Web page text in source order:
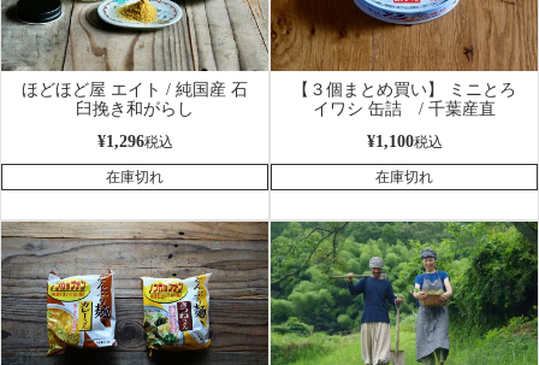
ほどほど屋 エイト / 純国産 石
臼挽き和がらし
¥1,296税込
在庫切れ
【３個まとめ買い】 ミニとろ
イワシ 缶詰 / 千葉産直
¥1,100税込
在庫切れ